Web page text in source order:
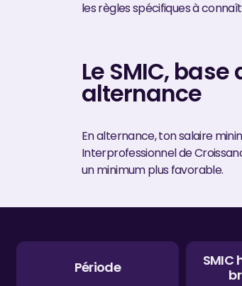
les règles spécifiques à
Le SMIC,
alternance
En alternance, ton salaire
Interprofessionnel de
un minimum plus favorable.
Période
SMIC